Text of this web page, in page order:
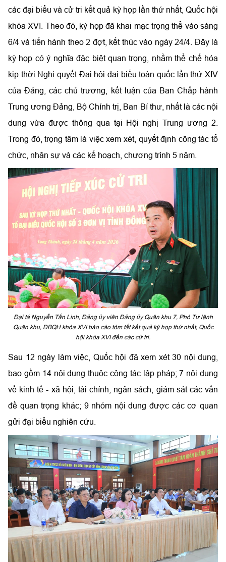
các đại biểu và cử tri kết quả kỳ họp lần thứ nhất, Quốc hội
khóa XVI. Theo đó, kỳ họp đã khai mạc trọng thể vào sáng
6/4 và tiến hành theo 2 đợt, kết thúc vào ngày 24/4. Đây là
kỳ họp có ý nghĩa đặc biệt quan trọng, nhằm thể chế hóa
kịp thời Nghị quyết Đại hội đại biểu toàn quốc lần thứ XIV
của Đảng, các chủ trương, kết luận của Ban Chấp hành
Trung ương Đảng, Bộ Chính trị, Ban Bí thư, nhất là các nội
dung vừa được thông qua tại Hội nghị Trung ương 2.
Trong đó, trọng tâm là việc xem xét, quyết định công tác tổ
chức, nhân sự và các kế hoạch, chương trình 5 năm.
Đại tá Nguyễn Tấn Linh, Đảng ủy viên Đảng ủy Quân khu 7, Phó Tư lệnh
Quân khu, ĐBQH khóa XVI báo cáo tóm tắt kết quả kỳ họp thứ nhất, Quốc
hội khóa XVI đến các cử tri.
Sau 12 ngày làm việc, Quốc hội đã xem xét 30 nội dung,
bao gồm 14 nội dung thuộc công tác lập pháp; 7 nội dung
về kinh tế - xã hội, tài chính, ngân sách, giám sát các vấn
đề quan trọng khác; 9 nhóm nội dung được các cơ quan
gửi đại biểu nghiên cứu.